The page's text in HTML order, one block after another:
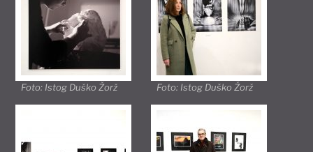
Foto: Istog Duško Žorž Foto: Istog Duško Žorž